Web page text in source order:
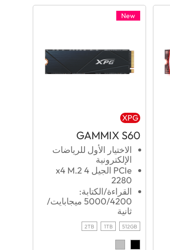
New
XPG
GAMMIX S60
الاختيار الأول للرياضات
الإلكترونية
PCIe الجيل 4 x4 M.2
2280
القراءة/الكتابة:
5000/4200 ميجابايت/
ثانية
512GB
1TB
2TB